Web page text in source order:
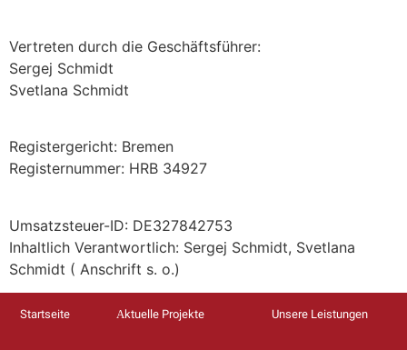
Vertreten durch die Geschäftsführer:
Sergej Schmidt
Svetlana Schmidt
Registergericht: Bremen
Registernummer: HRB 34927
Umsatzsteuer-ID: DE327842753
Inhaltlich Verantwortlich: Sergej Schmidt, Svetlana
Schmidt ( Anschrift s. o.)
Startseite Аktuelle Projekte Unsere Leistungen